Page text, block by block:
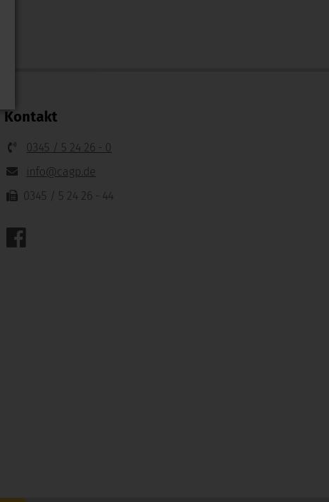
Kontakt
0345 / 5 24 26 - 0
info@cagp.de
0345 / 5 24 26 - 44